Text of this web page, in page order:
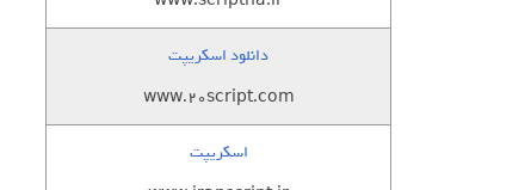
دانلود اسکریپت
www.20script.com
اسکریپت